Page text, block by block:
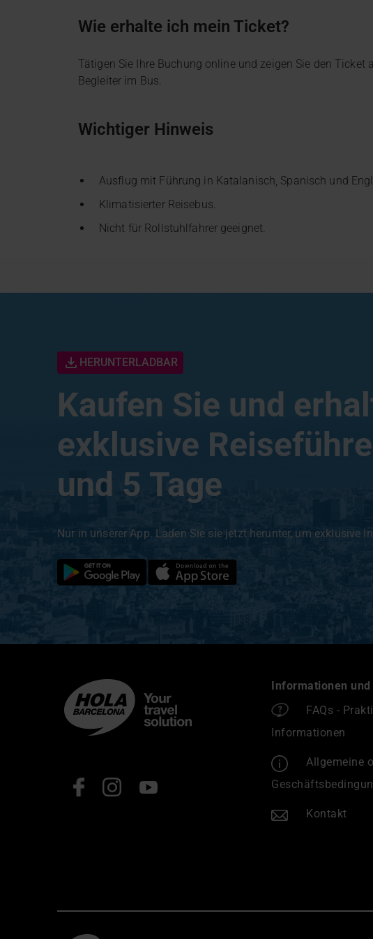
Wie erhalte ich mein Ticket?
Tätigen Sie Ihre Buchung online und zeigen Sie den
Begleiter im Bus.
Wichtiger Hinweis
Ausflug mit Führung in Katalanisch, Spanisch und
Klimatisierter Reisebus.
Nicht für Rollstuhlfahrer geeignet.
HERUNTERLADBAR
Kaufen Sie und
exklusive
und 5 Tage
Nur in unserer App. Laden Sie sie jetzt herunter, um exklusive
Informationen
FAQs -
Informationen
Allgemeine
Kontakt